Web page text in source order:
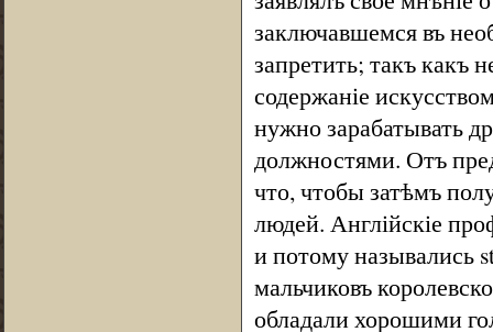
заключавшемся въ
запретить; такъ какъ
содержаніе
нужно зарабатывать
должностями. Отъ
что, чтобы затѣмъ
людей. Англійскіе
и потому назывались
мальчиковъ
обладали хорошими